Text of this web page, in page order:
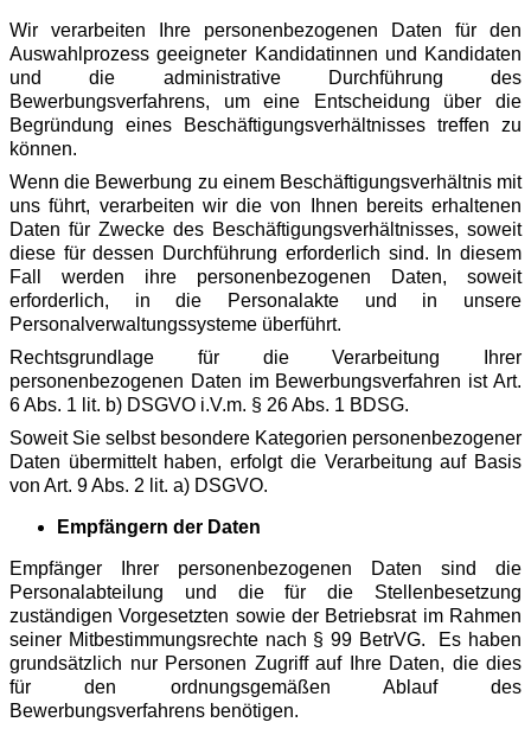
Wir verarbeiten Ihre personenbezogenen Daten für den
Auswahlprozess geeigneter Kandidatinnen und Kandidaten
und die administrative Durchführung des
Bewerbungsverfahrens, um eine Entscheidung über die
Begründung eines Beschäftigungsverhältnisses treffen zu
können.
Wenn die Bewerbung zu einem Beschäftigungsverhältnis mit
uns führt, verarbeiten wir die von Ihnen bereits erhaltenen
Daten für Zwecke des Beschäftigungsverhältnisses, soweit
diese für dessen Durchführung erforderlich sind. In diesem
Fall werden ihre personenbezogenen Daten, soweit
erforderlich, in die Personalakte und in unsere
Personalverwaltungssysteme überführt.
Rechtsgrundlage für die Verarbeitung Ihrer
personenbezogenen Daten im Bewerbungsverfahren ist Art.
6 Abs. 1 lit. b) DSGVO i.V.m. § 26 Abs. 1 BDSG.
Soweit Sie selbst besondere Kategorien personenbezogener
Daten übermittelt haben, erfolgt die Verarbeitung auf Basis
von Art. 9 Abs. 2 lit. a) DSGVO.
Empfängern der Daten
Empfänger Ihrer personenbezogenen Daten sind die
Personalabteilung und die für die Stellenbesetzung
zuständigen Vorgesetzten sowie der Betriebsrat im Rahmen
seiner Mitbestimmungsrechte nach § 99 BetrVG. Es haben
grundsätzlich nur Personen Zugriff auf Ihre Daten, die dies
für den ordnungsgemäßen Ablauf des
Bewerbungsverfahrens benötigen.